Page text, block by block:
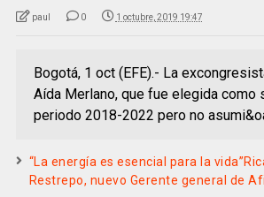
paul 0 1 octubre, 2019 19:47
Bogotá, 1 oct (EFE).- La
Aída Merlano, que fue elegida como
periodo 2018-2022 pero no
“La energía es esencial para la
Restrepo, nuevo Gerente general de